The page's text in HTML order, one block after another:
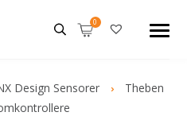
Design Sensorer
Theben